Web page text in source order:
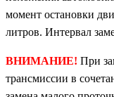
момент остановки
литров. Интервал
ВНИМАНИЕ! При
трансмиссии в